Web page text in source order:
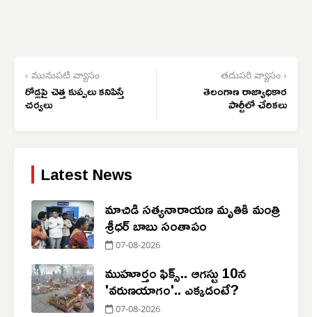
‹ మునుపటి వ్యాసం
రోడ్లపై చెత్త కుప్పలు కనిపిస్తే
చర్యలు
తదుపరి వ్యాసం ›
తెలంగాణ రాజ్యాధికార
పార్టీలో చేరికలు
Latest News
మాచిడి సత్యనారాయణ మృతికి మంత్రి
శ్రీధర్ బాబు సంతాపం
07-08-2026
ముహూర్తం ఫిక్స్.. ఆగస్టు 10న
'వరుణయాగం'.. ఎక్కడంటే?
07-08-2026